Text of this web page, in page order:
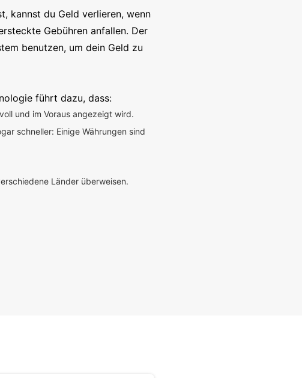
kannst du Geld verlieren, wenn
Gebühren anfallen. Der
benutzen, um dein Geld zu
führt dazu, dass:
und im Voraus angezeigt wird.
schneller: Einige Währungen sind
Länder überweisen.